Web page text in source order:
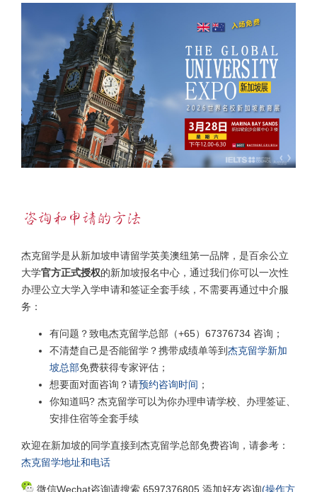
杰克留学是从新加坡申请留学英美澳纽第一品牌，是百余公立
大学官方正式授权的新加坡报名中心，通过我们你可以一次性
办理公立大学入学申请和签证全套手续，不需要再通过中介服
务：
有问题？致电杰克留学总部（+65）67376734 咨询；
不清楚自己是否能留学？携带成绩单等到杰克留学新加
坡总部免费获得专家评估；
想要面对面咨询？请预约咨询时间 ；
你知道吗? 杰克留学可以为你办理申请学校、办理签证、
安排住宿等全套手续
欢迎在新加坡的同学直接到杰克留学总部免费咨询，请参考：
杰克留学地址和电话
微信Wechat咨询请搜索 6597376805 添加好友咨询(操作方